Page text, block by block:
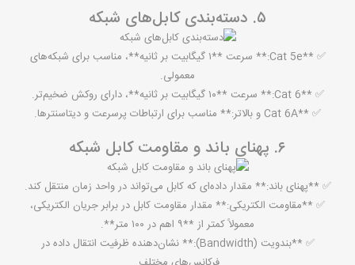
۵. دسته‌بندی کابل‌های شبکه
✅ **Cat 5e:** سرعت **۱ گیگابیت بر ثانیه**، مناسب برای شبکه‌های
معمولی.
✅ **Cat 6:** سرعت **۱۰ گیگابیت بر ثانیه**، دارای روکش ضخیم‌تر.
✅ **Cat 6A و بالاتر:** مناسب برای ارتباطات پرسرعت و دیتاسنترها.
۶. پهنای باند و مقاومت کابل شبکه
✅ **پهنای باند:** مقدار داده‌ای که کابل می‌تواند در واحد زمان منتقل کند.
✅ **مقاومت الکتریکی:** مقدار مقاومت کابل در برابر جریان الکتریکی،
معمولاً کمتر از **۹ اهم در ۱۰۰ متر**.
✅ **بندویت (Bandwidth):** نشان‌دهنده ظرفیت انتقال داده در